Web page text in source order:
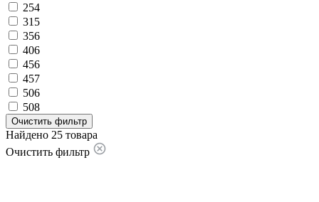
254
315
356
406
456
457
506
508
Очистить фильтр
Найдено 25 товара
Очистить фильтр